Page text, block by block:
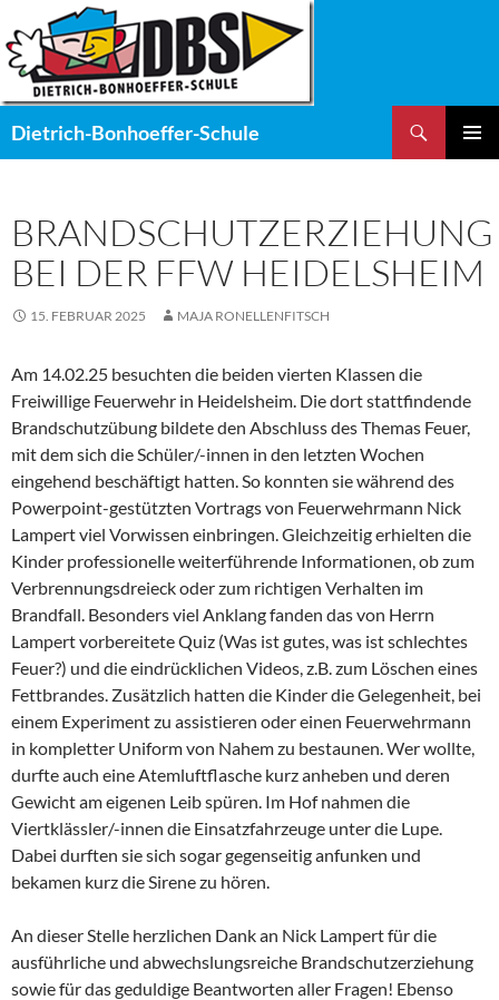
Inhalt
springen
Dietrich-Bonhoeffer-Schule
BRANDSCHUTZERZIEHUNG
BEI DER FFW HEIDELSHEIM
15. FEBRUAR 2025 MAJA RONELLENFITSCH
Am 14.02.25 besuchten die beiden vierten Klassen die
Freiwillige Feuerwehr in Heidelsheim. Die dort stattfindende
Brandschutzübung bildete den Abschluss des Themas Feuer,
mit dem sich die Schüler/-innen in den letzten Wochen
eingehend beschäftigt hatten. So konnten sie während des
Powerpoint-gestützten Vortrags von Feuerwehrmann Nick
Lampert viel Vorwissen einbringen. Gleichzeitig erhielten die
Kinder professionelle weiterführende Informationen, ob zum
Verbrennungsdreieck oder zum richtigen Verhalten im
Brandfall. Besonders viel Anklang fanden das von Herrn
Lampert vorbereitete Quiz (Was ist gutes, was ist schlechtes
Feuer?) und die eindrücklichen Videos, z.B. zum Löschen eines
Fettbrandes. Zusätzlich hatten die Kinder die Gelegenheit, bei
einem Experiment zu assistieren oder einen Feuerwehrmann
in kompletter Uniform von Nahem zu bestaunen. Wer wollte,
durfte auch eine Atemluftflasche kurz anheben und deren
Gewicht am eigenen Leib spüren. Im Hof nahmen die
Viertklässler/-innen die Einsatzfahrzeuge unter die Lupe.
Dabei durften sie sich sogar gegenseitig anfunken und
bekamen kurz die Sirene zu hören.
An dieser Stelle herzlichen Dank an Nick Lampert für die
ausführliche und abwechslungsreiche Brandschutzerziehung
sowie für das geduldige Beantworten aller Fragen! Ebenso